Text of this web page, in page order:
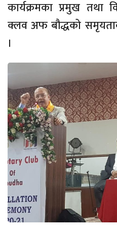
कार्यक्रमका प्रमुख तथा
क्लव अफ बौद्धको
।